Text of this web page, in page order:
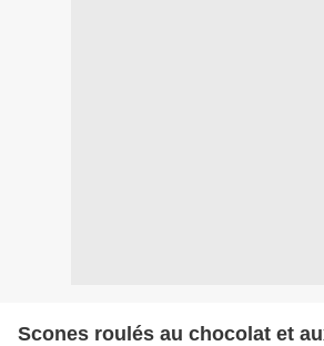
Scones roulés au chocolat et